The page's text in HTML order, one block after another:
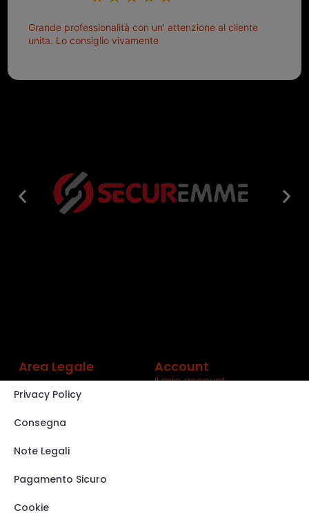
Grande professionalità con un' attenzione al cliente
unita. Lo consiglio vivamente
Area Legale
Privacy Policy
Consegna
Note Legali
Pagamento Sicuro
Cookie
Account
Il mio account
VISITA IL NOSTRO